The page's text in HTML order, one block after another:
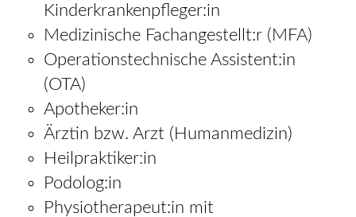
Kinderkrankenpfleger:in
Medizinische Fachangestellt:r (MFA)
Operationstechnische Assistent:in
(OTA)
Apotheker:in
Ärztin bzw. Arzt (Humanmedizin)
Heilpraktiker:in
Podolog:in
Physiotherapeut:in mit